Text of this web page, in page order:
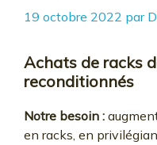
19 octobre 2022 par
Achats de racks
reconditionnés
Notre besoin :
en racks, en